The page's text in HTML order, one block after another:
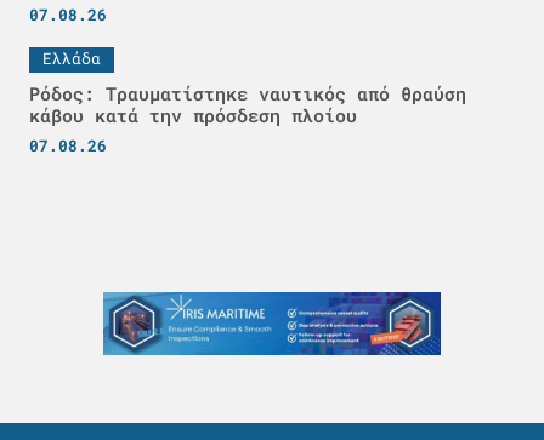
07.08.26
Ελλάδα
Ρόδος: Τραυματίστηκε ναυτικός από θραύση
κάβου κατά την πρόσδεση πλοίου
07.08.26